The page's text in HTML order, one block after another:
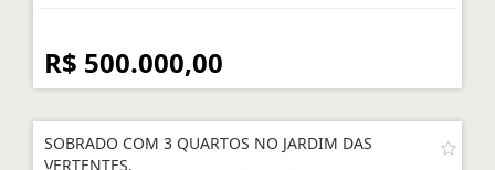
R$ 500.000,00
SOBRADO COM 3 QUARTOS NO JARDIM DAS
VERTENTES.